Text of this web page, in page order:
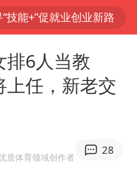
技能+”促就业创业新路
回1000亿美元关税
台风白海豚或在华东沿海登陆
排6人当教
任，新老交
质体育领域创作者
28